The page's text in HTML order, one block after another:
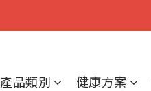
產品類別 健康方案